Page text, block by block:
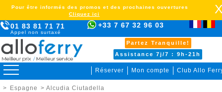
01 83 81 71 71
Appel non surtaxé
+33 7 67 32 96 03
Partez Tranquille!
Assistance 7j/7 : 9h-21h
Réserver Mon compte Club Allo
Pour être informés des promos et des prochaines ouvertures
Cliquez ici
> Espagne > Alcudia Ciutadella